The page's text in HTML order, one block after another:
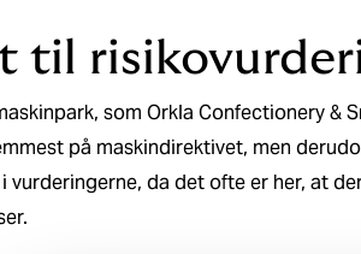
til
som Orkla Confectionery &
på maskindirektivet, men
da det ofte er her, at